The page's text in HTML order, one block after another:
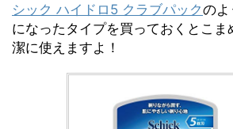
シック ハイドロ5 クラブパックのよ
になったタイプを買っておくとこま
潔に使えますよ！